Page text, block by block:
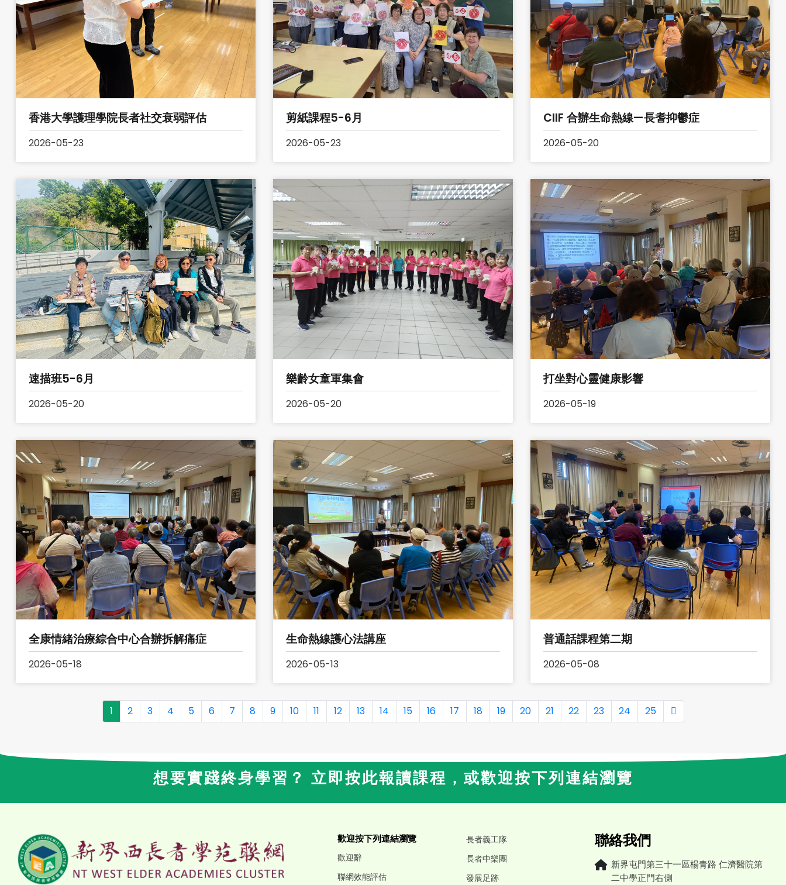
香港大學護理學院長者社交衰弱評估
2026-05-23
剪紙課程5-6月
2026-05-23
CIIF 合辦生命熱線—長耆抑鬱症
2026-05-20
速描班5-6月
2026-05-20
樂齡女童軍集會
2026-05-20
打坐對心靈健康影響
2026-05-19
全康情緒治療綜合中心合辦拆解痛症
2026-05-18
生命熱線護心法講座
2026-05-13
普通話課程第二期
2026-05-08
1 2 3 4 5 6 7 8 9 10 11 12 13 14 15 16 17 18 19 20 21 22 23 24 25
想要實踐終身學習？ 立即按此報讀課程，或歡迎按下列連結瀏覽
歡迎按下列連結瀏覽
歡迎辭
聯網效能評估
長者義工隊
長者中樂團
發展足跡
聯絡我們
新界屯門第三十一區楊青路 仁濟醫院第
二中學正門右側